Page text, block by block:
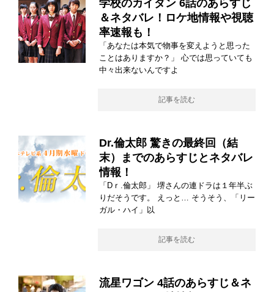
学校のカイダン 6話のあらすじ
＆ネタバレ！ロケ地情報や視聴
率速報も！
「あなたは本気で物事を変えようと思った
ことはありますか？」 心では思っていても
中々出来ないんですよ
記事を読む
Dr.倫太郎 驚きの最終回（結
末）までのあらすじとネタバレ
情報！
「Dｒ.倫太郎」 堺さんの連ドラは１年半ぶ
りだそうです。 えっと… そうそう、「リー
ガル・ハイ」以
記事を読む
流星ワゴン 4話のあらすじ＆ネ